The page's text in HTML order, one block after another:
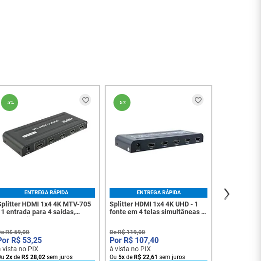
-5%
ENTREGA RÁPIDA
HDMI 1x4 4K MTV-705
1 entrada para 4 saídas,
8349
R$ 59,00
R$ 53,25
vista no PIX
2x deR$ 28,02 sem juros
-5%
ENTREGA RÁPIDA
Splitter HDMI 1x4 4K UHD - 1
fonte em 4 telas simultâneas -
DeR$ 119,00
R$ 107,40
à vista no PIX
Ou5x deR$ 22,61 sem juros